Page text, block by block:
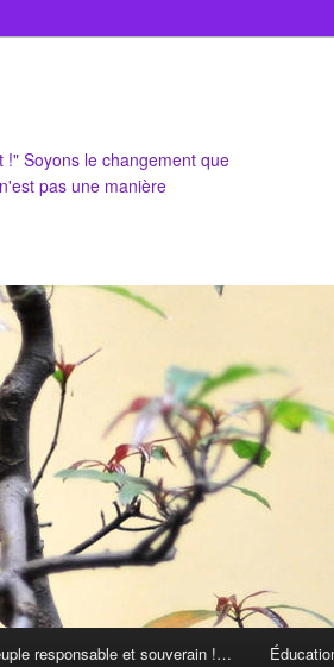
Soyons le changement que
pas une manière
responsable et souverain !…